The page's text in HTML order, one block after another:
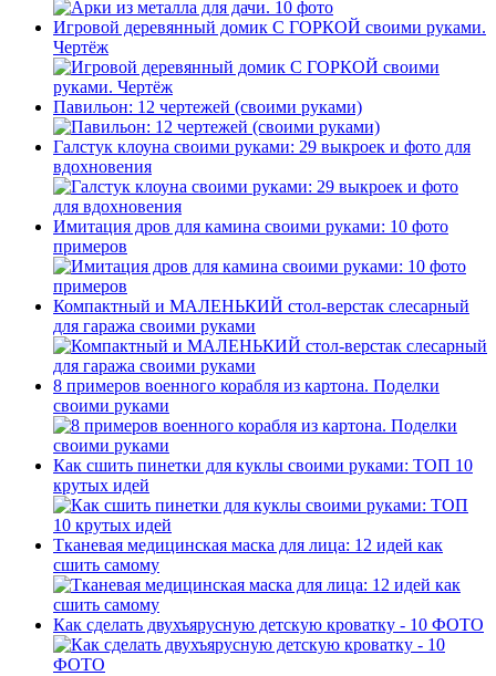
Игровой деревянный домик С ГОРКОЙ своими руками.
Чертёж
Павильон: 12 чертежей (своими руками)
Галстук клоуна своими руками: 29 выкроек и фото для
вдохновения
Имитация дров для камина своими руками: 10 фото
примеров
Компактный и МАЛЕНЬКИЙ стол-верстак слесарный
для гаража своими руками
8 примеров военного корабля из картона. Поделки
своими руками
Как сшить пинетки для куклы своими руками: ТОП 10
крутых идей
Тканевая медицинская маска для лица: 12 идей как
сшить самому
Как сделать двухъярусную детскую кроватку - 10 ФОТО